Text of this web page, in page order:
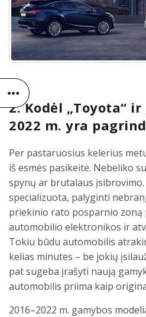
2. Kodėl „Toyota“ ir
2022 m. yra
Per pastaruosius kelerius
iš esmės pasikeitė. Nebeliko
spynų ar brutalaus
specializuota, palyginti
priekinio rato posparnio
automobilio elektronikos ir
Tokiu būdu automobilis
kelias minutes – be jokių
pat sugeba įrašyti naują
automobilis priima kaip
2016–2022 m. gamybos